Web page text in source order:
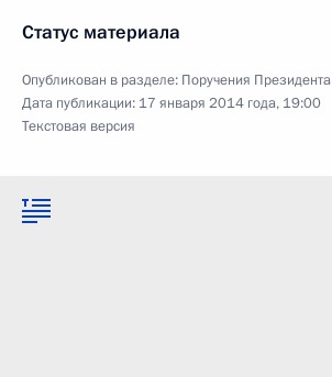
Статус материала
Опубликован в разделе: Поручения Президента
Дата публикации: 17 января 2014 года, 19:00
Текстовая версия